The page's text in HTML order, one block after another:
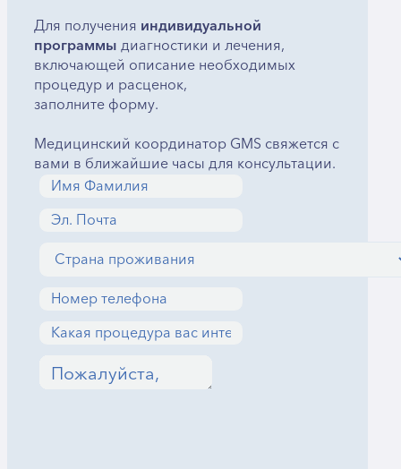
Для получения индивидуальной
программыдиагностики и лечения,
включающей описание необходимых
процедур и расценок,
заполните форму.
Медицинский координатор GMS свяжется с
вами в ближайшие часы для консультации.